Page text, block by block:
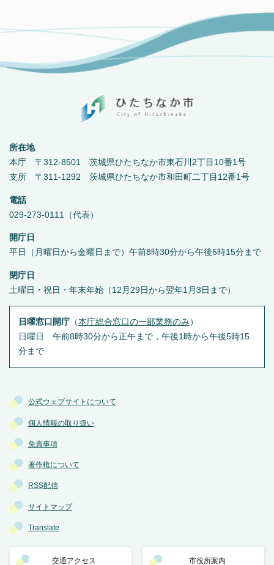
公式ウェブサイトについて
個人情報の取り扱い
免責事項
著作権について
RSS配信
サイトマップ
Translate
交通アクセス 市役所案内
所在地
本庁 〒312-8501 茨城県ひたちなか市東石川2丁目10番1号
支所 〒311-1292 茨城県ひたちなか市和田町二丁目12番1号
電話
029-273-0111（代表）
開庁日
平日（月曜日から金曜日まで）午前8時30分から午後5時15分まで
閉庁日
土曜日・祝日・年末年始（12月29日から翌年1月3日まで）
日曜窓口開庁（本庁総合窓口の一部業務のみ ）
日曜日 午前8時30分から正午まで，午後1時から午後5時15
分まで